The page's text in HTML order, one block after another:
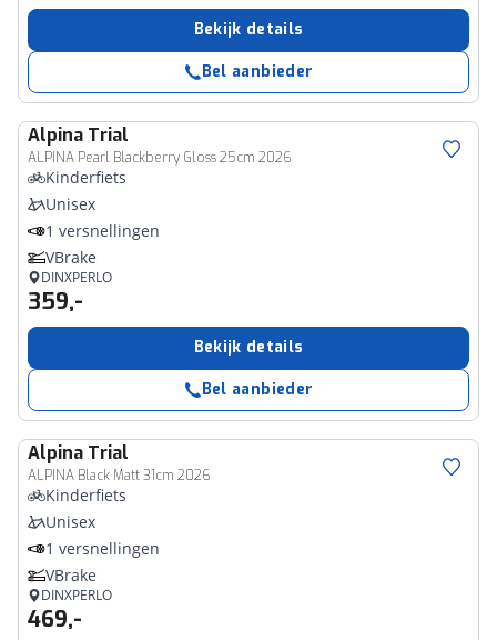
Bekijk details
Bel aanbieder
Alpina Trial
ALPINA Pearl Blackberry Gloss 25cm 2026
Kinderfiets
Unisex
1 versnellingen
VBrake
DINXPERLO
359,-
Bekijk details
Bel aanbieder
Alpina Trial
ALPINA Black Matt 31cm 2026
Kinderfiets
Unisex
1 versnellingen
VBrake
DINXPERLO
469,-